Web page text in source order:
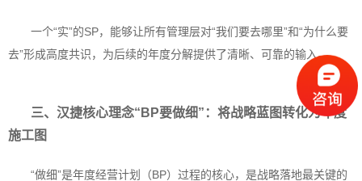
一个“实”的SP，能够让所有管理层对“我们要去哪里”和“为什么要
去”形成高度共识，为后续的年度分解提供了清晰、可靠的输入。
三、汉捷核心理念“BP要做细”： 将战略蓝图转化为年度
施工图
“做细”是年度经营计划（BP）过程的核心，是战略落地最关键的